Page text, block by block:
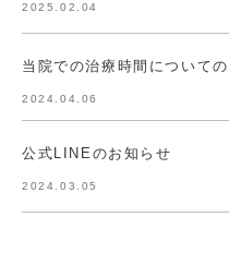
2025.02.04
当院での治療時間について
2024.04.06
公式LINEのお知らせ
2024.03.05